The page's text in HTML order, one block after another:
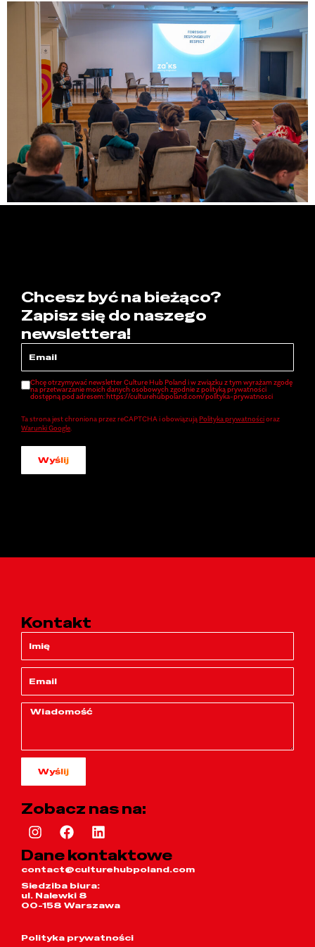
Chcesz być na bieżąco?
Zapisz się do naszego
newslettera!
Chcę otrzymywać newsletter Culture Hub Poland i w związku z tym wyrażam zgodę
na przetwarzanie moich danych osobowych zgodnie z polityką prywatności
dostępną pod adresem: https://culturehubpoland.com/polityka-prywatnosci
Ta strona jest chroniona przez reCAPTCHA i obowiązują Polityka prywatnościoraz
Warunki Google
Wyślij
Kontakt
Wyślij
Zobacz nas na:
Dane kontaktowe
contact@culturehubpoland.com
Siedziba biura:
ul. Nalewki 8
00-158 Warszawa
Polityka prywatności